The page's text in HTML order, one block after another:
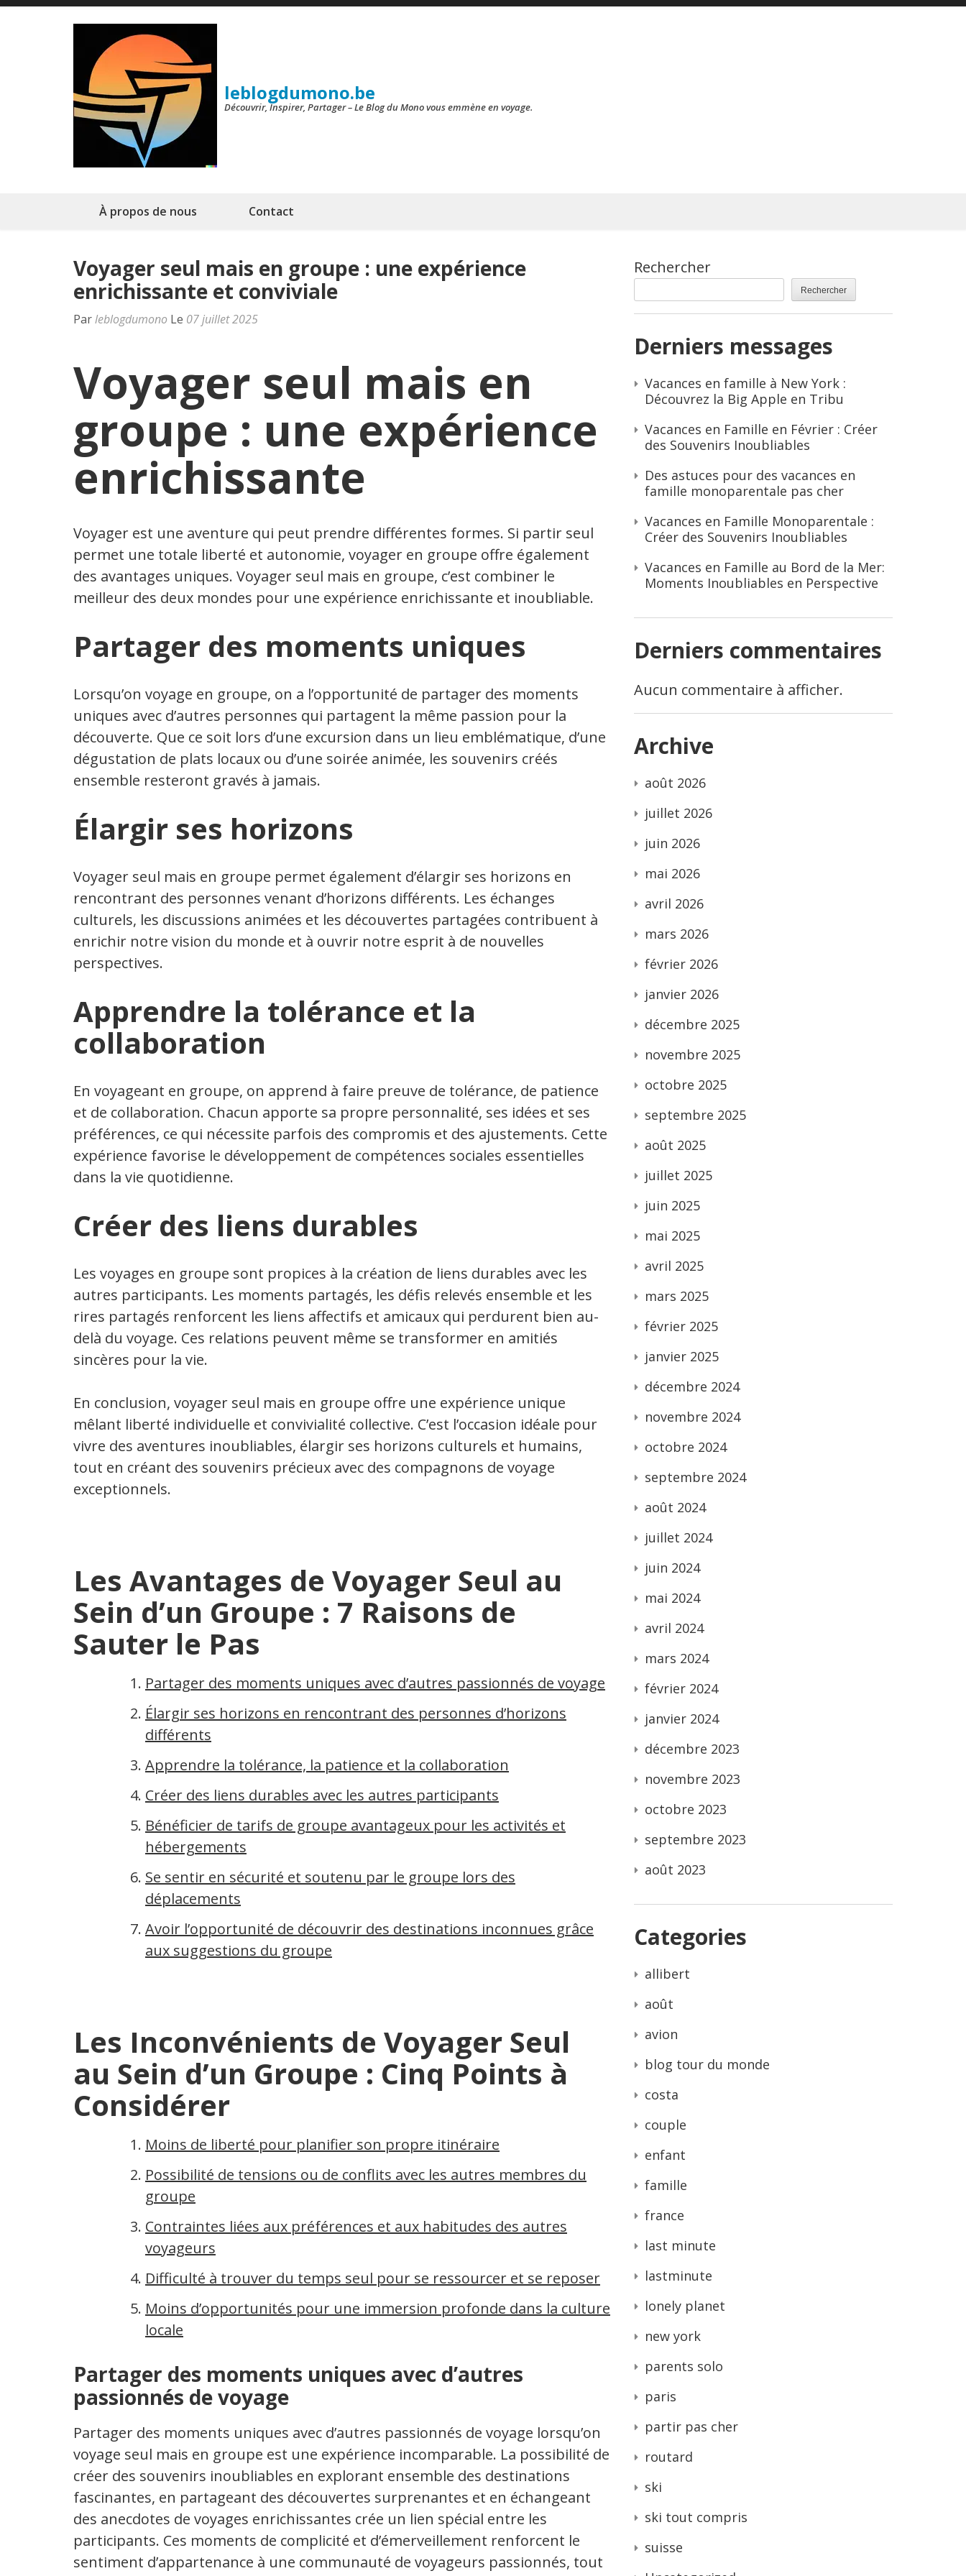
Aller
leblogdumono.be
Découvrir, Inspirer, Partager – Le Blog du Mono vous emmène en voyage.
À propos de nous Contact
Voyager seul mais en groupe : une expérience
enrichissante et conviviale
Parleblogdumono Le 07 juillet 2025
Voyager seul mais en
groupe : une expérience
enrichissante
Voyager est une aventure qui peut prendre différentes formes. Si partir seul
permet une totale liberté et autonomie, voyager en groupe offre également
des avantages uniques. Voyager seul mais en groupe, c’est combiner le
meilleur des deux mondes pour une expérience enrichissante et inoubliable.
Partager des moments uniques
Lorsqu’on voyage en groupe, on a l’opportunité de partager des moments
uniques avec d’autres personnes qui partagent la même passion pour la
découverte. Que ce soit lors d’une excursion dans un lieu emblématique, d’une
dégustation de plats locaux ou d’une soirée animée, les souvenirs créés
ensemble resteront gravés à jamais.
Élargir ses horizons
Voyager seul mais en groupe permet également d’élargir ses horizons en
rencontrant des personnes venant d’horizons différents. Les échanges
culturels, les discussions animées et les découvertes partagées contribuent à
enrichir notre vision du monde et à ouvrir notre esprit à de nouvelles
perspectives.
Apprendre la tolérance et la
collaboration
En voyageant en groupe, on apprend à faire preuve de tolérance, de patience
et de collaboration. Chacun apporte sa propre personnalité, ses idées et ses
préférences, ce qui nécessite parfois des compromis et des ajustements. Cette
expérience favorise le développement de compétences sociales essentielles
dans la vie quotidienne.
Créer des liens durables
Les voyages en groupe sont propices à la création de liens durables avec les
autres participants. Les moments partagés, les défis relevés ensemble et les
rires partagés renforcent les liens affectifs et amicaux qui perdurent bien au-
delà du voyage. Ces relations peuvent même se transformer en amitiés
sincères pour la vie.
En conclusion, voyager seul mais en groupe offre une expérience unique
mêlant liberté individuelle et convivialité collective. C’est l’occasion idéale pour
vivre des aventures inoubliables, élargir ses horizons culturels et humains,
tout en créant des souvenirs précieux avec des compagnons de voyage
exceptionnels.
Les Avantages de Voyager Seul au
Sein d’un Groupe : 7 Raisons de
Sauter le Pas
Partager des moments uniques avec d’autres passionnés de voyage
Élargir ses horizons en rencontrant des personnes d’horizons
différents
Apprendre la tolérance, la patience et la collaboration
Créer des liens durables avec les autres participants
Bénéficier de tarifs de groupe avantageux pour les activités et
hébergements
Se sentir en sécurité et soutenu par le groupe lors des
déplacements
Avoir l’opportunité de découvrir des destinations inconnues grâce
aux suggestions du groupe
Les Inconvénients de Voyager Seul
au Sein d’un Groupe : Cinq Points à
Considérer
Moins de liberté pour planifier son propre itinéraire
Possibilité de tensions ou de conflits avec les autres membres du
groupe
Contraintes liées aux préférences et aux habitudes des autres
voyageurs
Difficulté à trouver du temps seul pour se ressourcer et se reposer
Moins d’opportunités pour une immersion profonde dans la culture
locale
Partager des moments uniques avec d’autres
passionnés de voyage
Partager des moments uniques avec d’autres passionnés de voyage lorsqu’on
voyage seul mais en groupe est une expérience incomparable. La possibilité de
créer des souvenirs inoubliables en explorant ensemble des destinations
fascinantes, en partageant des découvertes surprenantes et en échangeant
des anecdotes de voyages enrichissantes crée un lien spécial entre les
participants. Ces moments de complicité et d’émerveillement renforcent le
sentiment d’appartenance à une communauté de voyageurs passionnés, tout
Rechercher
Rechercher
Derniers messages
Vacances en famille à New York :
Découvrez la Big Apple en Tribu
Vacances en Famille en Février : Créer
des Souvenirs Inoubliables
Des astuces pour des vacances en
famille monoparentale pas cher
Vacances en Famille Monoparentale :
Créer des Souvenirs Inoubliables
Vacances en Famille au Bord de la Mer:
Moments Inoubliables en Perspective
Derniers commentaires
Aucun commentaire à afficher.
Archive
août 2026
juillet 2026
juin 2026
mai 2026
avril 2026
mars 2026
février 2026
janvier 2026
décembre 2025
novembre 2025
octobre 2025
septembre 2025
août 2025
juillet 2025
juin 2025
mai 2025
avril 2025
mars 2025
février 2025
janvier 2025
décembre 2024
novembre 2024
octobre 2024
septembre 2024
août 2024
juillet 2024
juin 2024
mai 2024
avril 2024
mars 2024
février 2024
janvier 2024
décembre 2023
novembre 2023
octobre 2023
septembre 2023
août 2023
Categories
allibert
août
avion
blog tour du monde
costa
couple
enfant
famille
france
last minute
lastminute
lonely planet
new york
parents solo
paris
partir pas cher
routard
ski
ski tout compris
suisse